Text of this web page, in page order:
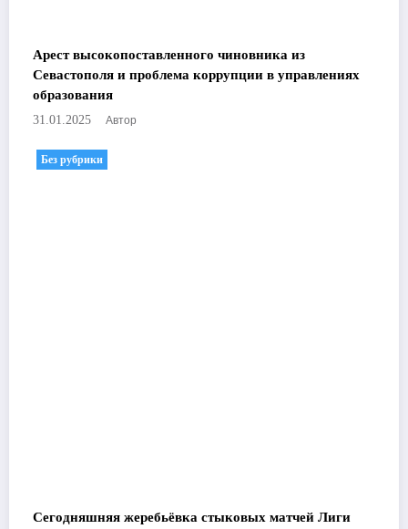
Арест высокопоставленного чиновника из
Севастополя и проблема коррупции в управлениях
образования
31.01.2025 Автор
Без рубрики
Сегодняшняя жеребьёвка стыковых матчей Лиги